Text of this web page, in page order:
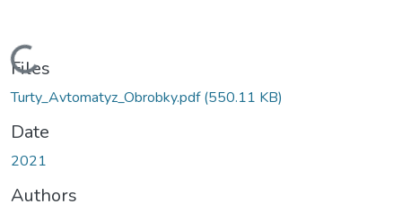
Loading...
Files
Turty_Avtomatyz_Obrobky.pdf(550.11 KB)
Date
2021
Authors